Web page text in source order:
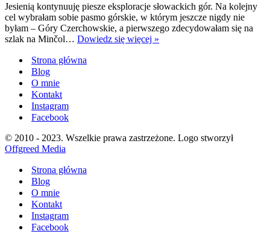
Jesienią kontynuuję piesze eksploracje słowackich gór. Na kolejny
cel wybrałam sobie pasmo górskie, w którym jeszcze nigdy nie
byłam – Góry Czerchowskie, a pierwszego zdecydowałam się na
szlak na Minčol… Dowiedz się więcej »
Strona główna
Blog
O mnie
Kontakt
Instagram
Facebook
© 2010 - 2023. Wszelkie prawa zastrzeżone. Logo stworzył
Offgreed Media
Strona główna
Blog
O mnie
Kontakt
Instagram
Facebook